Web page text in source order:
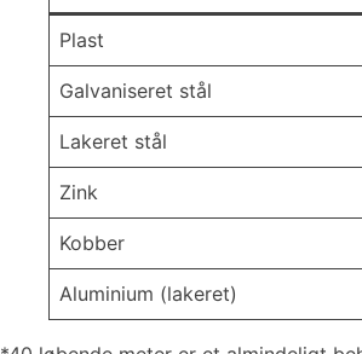
Plast
Galvaniseret stål
Lakeret stål
Zink
Kobber
Aluminium (lakeret)